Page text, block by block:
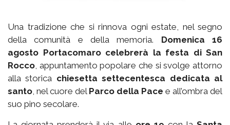
Una tradizione che si rinnova ogni estate, nel segno
della comunità e della memoria. Domenica 16
agosto Portacomaro celebrerà la festa di San
Rocco , appuntamento popolare che si svolge attorno
alla storica chiesetta settecentesca dedicata al
santo , nel cuore del Parco della Pace e all’ombra del
suo pino secolare.